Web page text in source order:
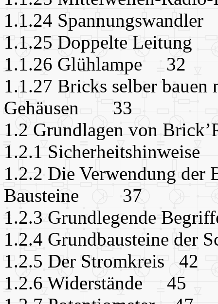
1.1.24
1.1.25 Doppelte
1.1.26 Glühlampe 32
1.1.27 Bricks selber
Gehäusen 33
1.2 Grundlagen von
1.2.1
1.2.2 Die Verwendung der
Bausteine 37
1.2.3 Grundlegende
1.2.4 Grundbausteine der
1.2.5 Der Stromkreis 42
1.2.6 Widerstände 45